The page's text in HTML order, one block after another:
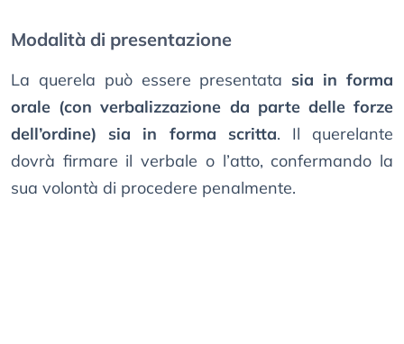
Modalità di presentazione
La querela può essere presentata sia in forma
orale (con verbalizzazione da parte delle forze
dell’ordine) sia in forma scritta. Il querelante
dovrà firmare il verbale o l’atto, confermando la
sua volontà di procedere penalmente.